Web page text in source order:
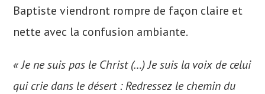
Baptiste viendront rompre de façon claire et
nette avec la confusion ambiante.
« Je ne suis pas le Christ (…) Je suis la voix de celui
qui crie dans le désert : Redressez le chemin du